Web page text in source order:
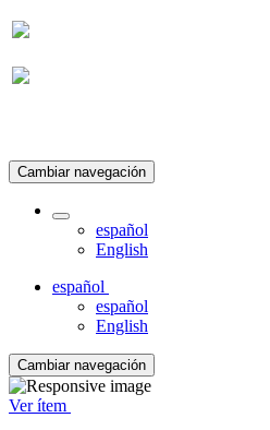
Cambiar navegación
español
English
español
español
English
Cambiar navegación
Ver ítem